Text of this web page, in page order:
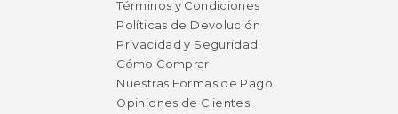
$ 97.68
Términos y Condiciones
Políticas de Devolución
Privacidad y Seguridad
Cómo Comprar
Nuestras Formas de Pago
Opiniones de Clientes